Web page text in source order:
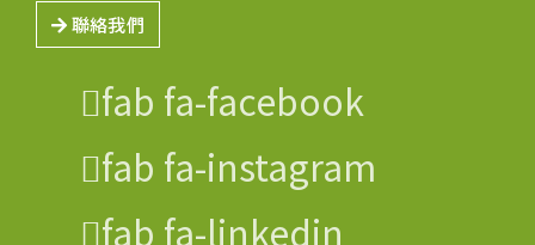
聯絡我們
fab fa-facebook
fab fa-instagram
fab fa-linkedin